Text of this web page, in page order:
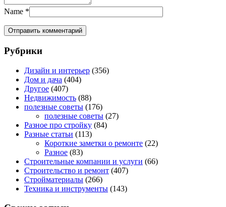
Name *
Рубрики
Дизайн и интерьер (356)
Дом и дача (404)
Другое (407)
Недвижимость (88)
полезные советы (176)
полезные советы (27)
Разное про стройку (84)
Разные статьи (113)
Короткие заметки о ремонте (22)
Разное (83)
Строительные компании и услуги (66)
Строительство и ремонт (407)
Стройматериалы (266)
Техника и инструменты (143)